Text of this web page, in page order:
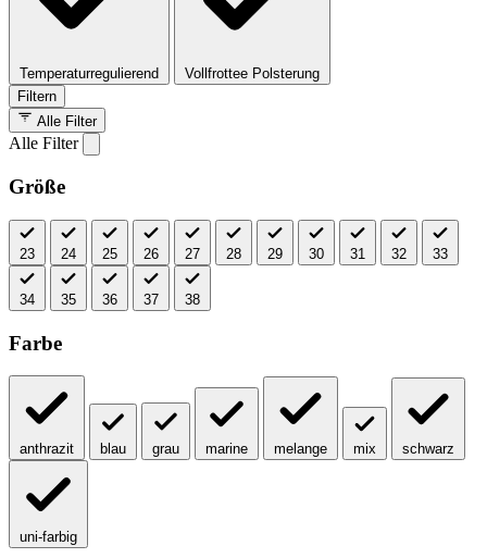
Temperaturregulierend
Vollfrottee Polsterung
Filtern
Alle Filter
Alle Filter
Größe
23 24 25 26 27 28 29 30 31 32 33
34 35 36 37 38
Farbe
anthrazit blau grau marine melange mix schwarz
uni-farbig